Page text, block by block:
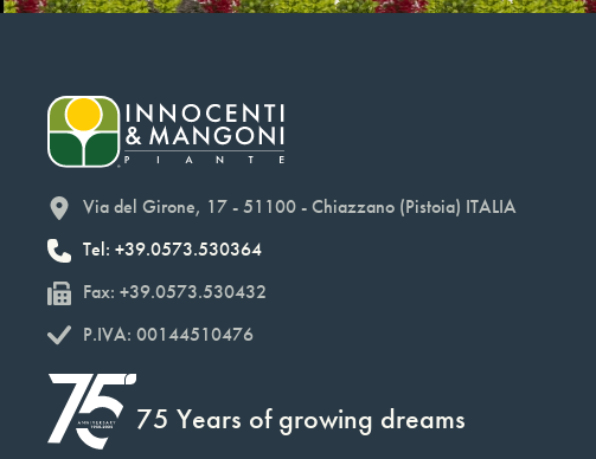
Via del Girone, 17 - 51100 - Chiazzano (Pistoia) ITALIA
Tel: +39.0573.530364
Fax: +39.0573.530432
P.IVA: 00144510476
75 Years of growing dreams